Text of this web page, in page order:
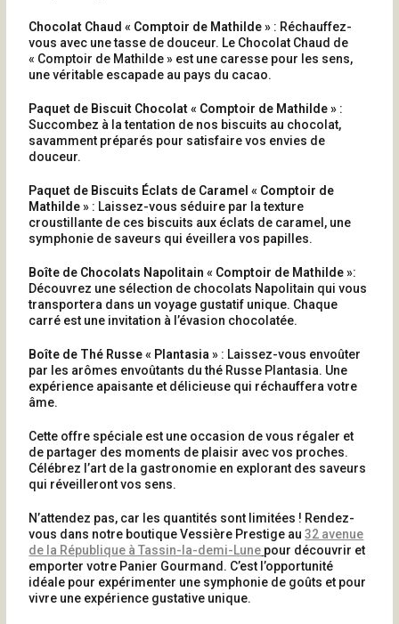
Chocolat Chaud « Comptoir de Mathilde » : Réchauffez-
vous avec une tasse de douceur. Le Chocolat Chaud de
« Comptoir de Mathilde » est une caresse pour les sens,
une véritable escapade au pays du cacao.
Paquet de Biscuit Chocolat « Comptoir de Mathilde » :
Succombez à la tentation de nos biscuits au chocolat,
savamment préparés pour satisfaire vos envies de
douceur.
Paquet de Biscuits Éclats de Caramel « Comptoir de
Mathilde » : Laissez-vous séduire par la texture
croustillante de ces biscuits aux éclats de caramel, une
symphonie de saveurs qui éveillera vos papilles.
Boîte de Chocolats Napolitain « Comptoir de Mathilde »:
Découvrez une sélection de chocolats Napolitain qui vous
transportera dans un voyage gustatif unique. Chaque
carré est une invitation à l’évasion chocolatée.
Boîte de Thé Russe « Plantasia » : Laissez-vous envoûter
par les arômes envoûtants du thé Russe Plantasia. Une
expérience apaisante et délicieuse qui réchauffera votre
âme.
Cette offre spéciale est une occasion de vous régaler et
de partager des moments de plaisir avec vos proches.
Célébrez l’art de la gastronomie en explorant des saveurs
qui réveilleront vos sens.
N’attendez pas, car les quantités sont limitées ! Rendez-
vous dans notre boutique Vessière Prestige au32 avenue
de la République à Tassin-la-demi-Lune pour découvrir et
emporter votre Panier Gourmand. C’est l’opportunité
idéale pour expérimenter une symphonie de goûts et pour
vivre une expérience gustative unique.